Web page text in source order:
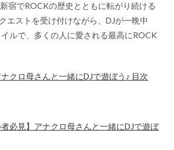
宿でROCKの歴史とともに転がり続ける
エストを受け付けながら、DJが一晩中
ルで、多くの人に愛される最高にROCK
ナクロ母さんと一緒にDJで遊ぼう♪ 目次
者必見】アナクロ母さんと一緒にDJで遊ぼ